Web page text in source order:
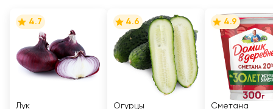
4.7
Лук
4.6
Огурцы
4.9
Сметана